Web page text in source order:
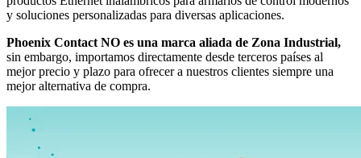
y soluciones personalizadas para diversas aplicaciones.
Phoenix Contact NO es una marca aliada de Zona Industrial,
sin embargo, importamos directamente desde terceros países al
mejor precio y plazo para ofrecer a nuestros clientes siempre una
mejor alternativa de compra.